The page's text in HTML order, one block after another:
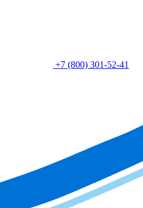
+7 (800) 301-52-41